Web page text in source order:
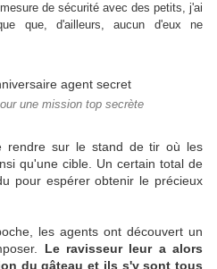
de sécurité avec des petits, j'ai
que, d'ailleurs, aucun d'eux ne
une mission top secrète
rendre sur le stand de tir où les
qu'une cible. Un certain total de
pour espérer obtenir le précieux
les agents ont découvert un
Le ravisseur leur a alors
du gâteau et ils s'y sont tous